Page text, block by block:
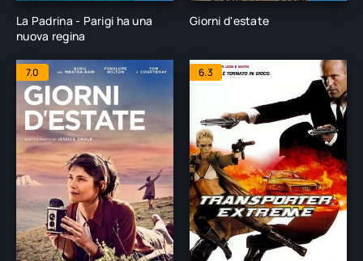
La Padrina - Parigi ha una
nuova regina
Giorni d'estate
7.0 6.3